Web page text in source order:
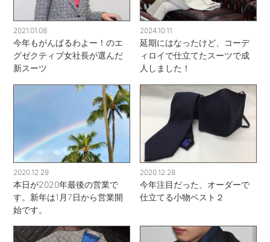
2021.01.08
今年もがんばるわよー！のエ
グゼクティブ女社長が選んだ
新スーツ
2024.10.11
延期にはなったけど、コーデ
ィロイで仕立てたスーツで成
人しました！
2020.12.29
本日が2020年最後の営業で
す。新年は1月7日から営業開
始です。
2020.12.28
今年注目だった、オーダーで
仕立てる小物ベスト２